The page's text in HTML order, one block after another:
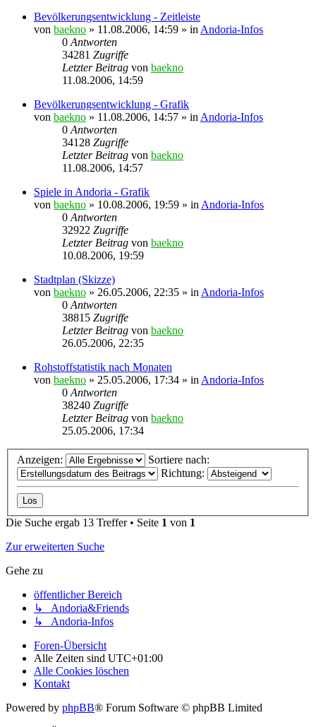
Bevölkerungsentwicklung - Zeitleiste
von baekno » 11.08.2006, 14:59 » in Andoria-Infos
0 Antworten
34281 Zugriffe
Letzter Beitrag von baekno
11.08.2006, 14:59
Bevölkerungsentwicklung - Grafik
von baekno » 11.08.2006, 14:57 » in Andoria-Infos
0 Antworten
34128 Zugriffe
Letzter Beitrag von baekno
11.08.2006, 14:57
Spiele in Andoria - Grafik
von baekno » 10.08.2006, 19:59 » in Andoria-Infos
0 Antworten
32922 Zugriffe
Letzter Beitrag von baekno
10.08.2006, 19:59
Stadtplan (Skizze)
von baekno » 26.05.2006, 22:35 » in Andoria-Infos
0 Antworten
38815 Zugriffe
Letzter Beitrag von baekno
26.05.2006, 22:35
Rohstoffstatistik nach Monaten
von baekno » 25.05.2006, 17:34 » in Andoria-Infos
0 Antworten
38240 Zugriffe
Letzter Beitrag von baekno
25.05.2006, 17:34
Anzeigen:
Sortiere nach:
Richtung:
Die Suche ergab 13 Treffer • Seite 1 von 1
Zur erweiterten Suche
Gehe zu
öffentlicher Bereich
↳ Andoria&Friends
↳ Andoria-Infos
Foren-Übersicht
Alle Zeiten sind UTC+01:00
Alle Cookies löschen
Kontakt
Powered by phpBB® Forum Software © phpBB Limited